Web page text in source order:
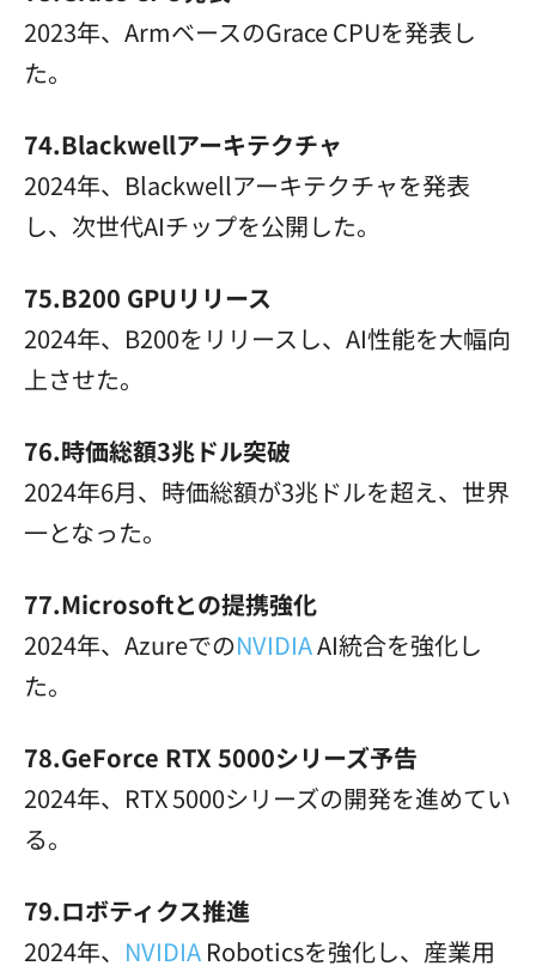
2023年、ArmベースのGrace CPUを発表し
た。
74.Blackwellアーキテクチャ
2024年、Blackwellアーキテクチャを発表
し、次世代AIチップを公開した。
75.B200 GPUリリース
2024年、B200をリリースし、AI性能を大幅向
上させた。
76.時価総額3兆ドル突破
2024年6月、時価総額が3兆ドルを超え、世界
一となった。
77.Microsoftとの提携強化
2024年、AzureでのNVIDIAAI統合を強化し
た。
78.GeForce RTX 5000シリーズ予告
2024年、RTX 5000シリーズの開発を進めてい
る。
79.ロボティクス推進
2024年、 NVIDIA Roboticsを強化し、産業用